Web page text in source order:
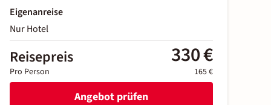
Eigenanreise
Nur Hotel
Reisepreis 330 €
Pro Person 165 €
Angebot prüfen